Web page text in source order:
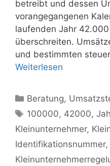
betreibt und dessen
vorangegangenen
laufenden Jahr
überschreiten.
und bestimmten
Weiterlesen
Kategorien
Beratung,
Schlagwörter
100000, 42000,
Kleinunternehmer,
Identifikationsnummer,